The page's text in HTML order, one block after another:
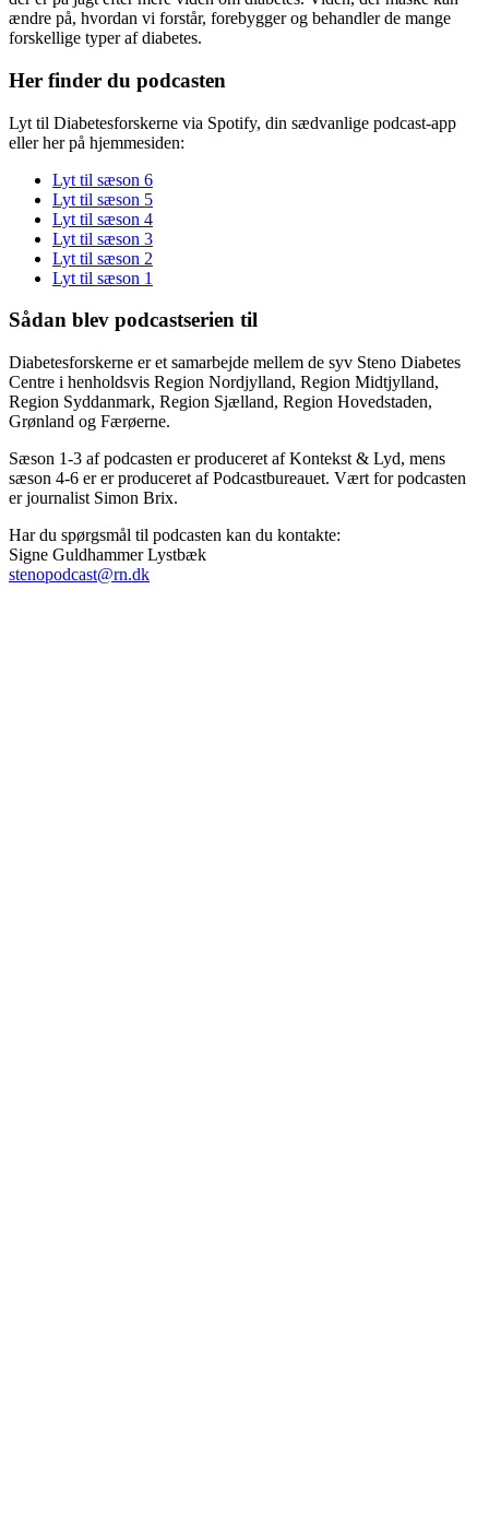
ændre på, hvordan vi forstår, forebygger og behandler de mange
forskellige typer af diabetes.
Her finder du podcasten
Lyt til Diabetesforskerne via Spotify, din sædvanlige podcast-app
eller her på hjemmesiden:
Lyt til sæson 6
Lyt til sæson 5
Lyt til sæson 4
Lyt til sæson 3
Lyt til sæson 2
Lyt til sæson 1
Sådan blev podcastserien til
Diabetesforskerne er et samarbejde mellem de syv Steno Diabetes
Centre i henholdsvis Region Nordjylland, Region Midtjylland,
Region Syddanmark, Region Sjælland, Region Hovedstaden,
Grønland og Færøerne.
Sæson 1-3 af podcasten er produceret af Kontekst & Lyd, mens
sæson 4-6 er er produceret af Podcastbureauet. Vært for podcasten
er journalist Simon Brix.
Har du spørgsmål til podcasten kan du kontakte:
Signe Guldhammer Lystbæk
stenopodcast@rn.dk